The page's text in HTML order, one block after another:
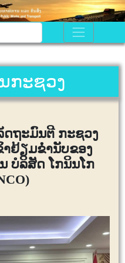
ກະຊວງ
ດຖະມົນຕີ ກະຊວງ
ຢ້ຽມຂໍ່ານັບຂອງ
ບໍລິສັດ ໂກນິນໂກ